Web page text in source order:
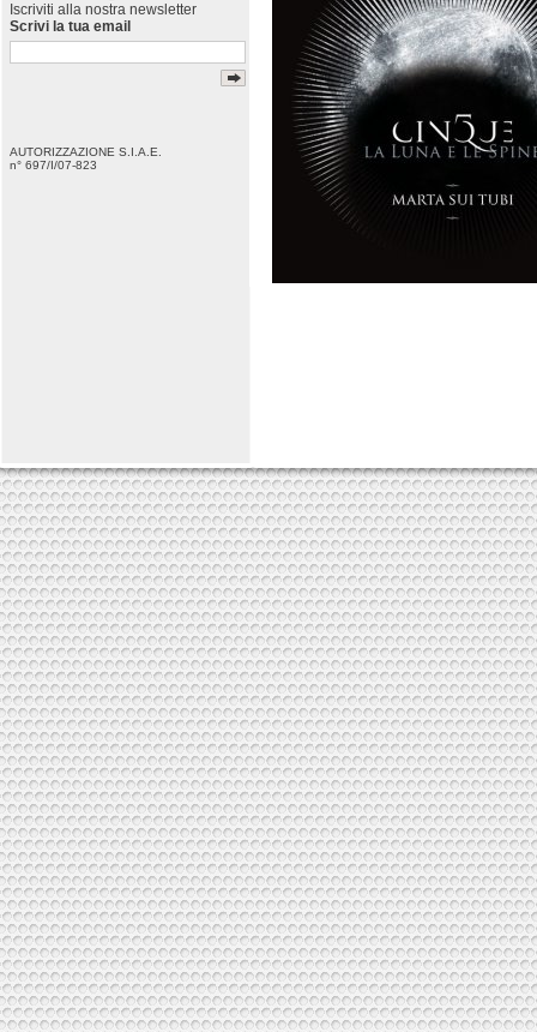
Iscriviti alla nostra newsletter
Scrivi la tua email
AUTORIZZAZIONE S.I.A.E.
n° 697/I/07-823